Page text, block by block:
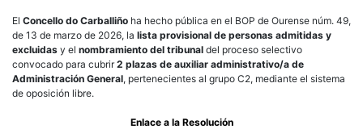
El Concello do Carballiño ha hecho pública en el BOP de Ourense núm. 49,
de 13 de marzo de 2026, la lista provisional de personas admitidas y
excluidas y el nombramiento del tribunal del proceso selectivo
convocado para cubrir2 plazas de auxiliar administrativo/a de
Administración General, pertenecientes al grupo C2, mediante el sistema
de oposición libre.
Enlace a la Resolución